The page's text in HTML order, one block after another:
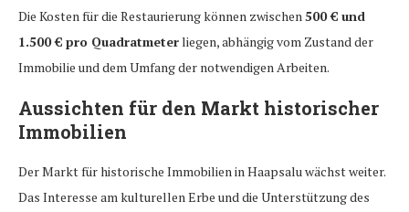
Die Kosten für die Restaurierung können zwischen500 € und
1.500 € pro Quadratmeterliegen, abhängig vom Zustand der
Immobilie und dem Umfang der notwendigen Arbeiten.
Aussichten für den Markt historischer
Immobilien
Der Markt für historische Immobilien in Haapsalu wächst weiter.
Das Interesse am kulturellen Erbe und die Unterstützung des